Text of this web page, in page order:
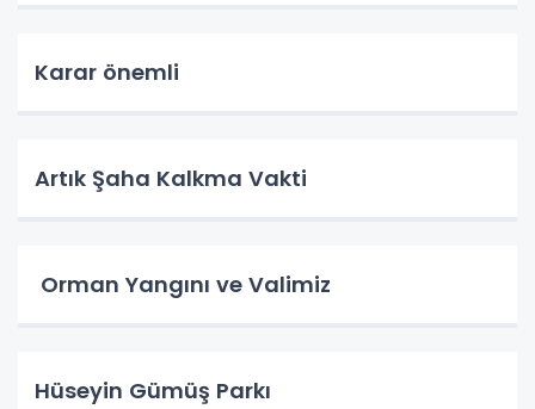
Karar önemli
Artık Şaha Kalkma Vakti
Orman Yangını ve Valimiz
Hüseyin Gümüş Parkı